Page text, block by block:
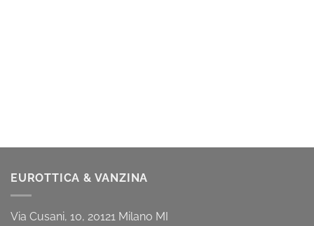
EUROTTICA & VANZINA
Via Cusani, 10, 20121 Milano MI